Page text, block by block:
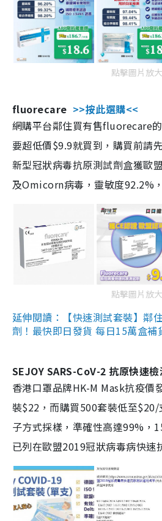
點擊圖片放大
fluorecare >>按此選購<<
網購平台鄰住買有售fluorecare
要超低價$9.9就買到，購買前請
新型冠狀病毒抗原測試劑盒獲歐
及Omicorn病毒，靈敏度92.2%
點擊圖片放大
延伸閱讀：【快速測試套裝】鄰
劑！最快即日發貨 每日15萬盒補
SEJOY SARS-CoV-2 抗原快速檢
香港口罩品牌HK-M Mask抗疫價
裝$22，而購買500套裝低至
子方式採樣，準確性高達99%，
已列在歐盟2019冠狀病毒病快速